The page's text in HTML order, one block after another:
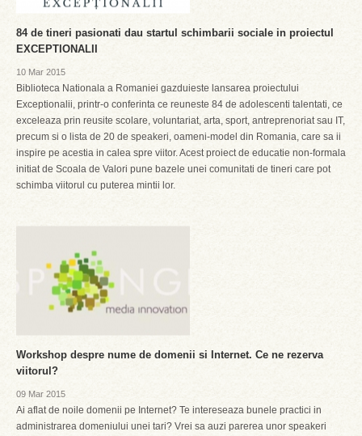
84 de tineri pasionati dau startul schimbarii sociale in proiectul
EXCEPTIONALII
10 Mar 2015
Biblioteca Nationala a Romaniei gazduieste lansarea proiectului
Exceptionalii, printr-o conferinta ce reuneste 84 de adolescenti talentati, ce
exceleaza prin reusite scolare, voluntariat, arta, sport, antreprenoriat sau IT,
precum si o lista de 20 de speakeri, oameni-model din Romania, care sa ii
inspire pe acestia in calea spre viitor. Acest proiect de educatie non-formala
initiat de Scoala de Valori pune bazele unei comunitati de tineri care pot
schimba viitorul cu puterea mintii lor.
Workshop despre nume de domenii si Internet. Ce ne rezerva
viitorul?
09 Mar 2015
Ai aflat de noile domenii pe Internet? Te intereseaza bunele practici in
administrarea domeniului unei tari? Vrei sa auzi parerea unor speakeri